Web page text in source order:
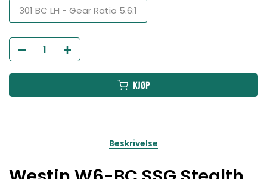
301 BC LH - Gear Ratio 5.6:1
KJØP
Beskrivelse